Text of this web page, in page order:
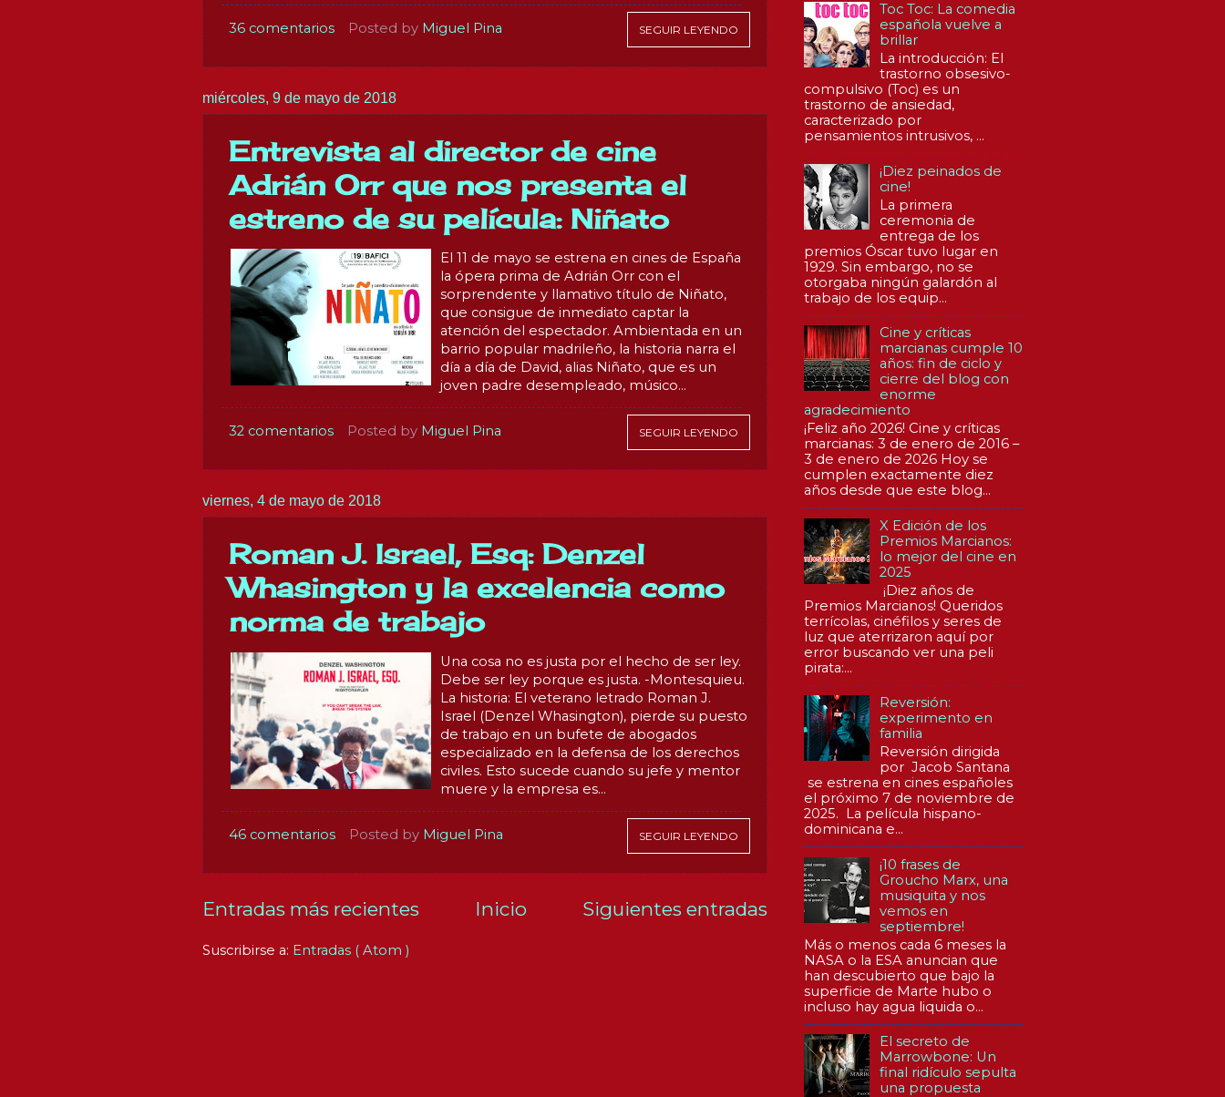
Posted by Miguel Pina
36 comentarios SEGUIR LEYENDO
miércoles, 9 de mayo de 2018
Entrevista al director de cine
Adrián Orr que nos presenta el
estreno de su película: Niñato
El 11 de mayo se estrena en cines de España
la ópera prima de Adrián Orr con el
sorprendente y llamativo título de Niñato,
que consigue de inmediato captar la
atención del espectador. Ambientada en un
barrio popular madrileño, la historia narra el
día a día de David, alias Niñato, que es un
joven padre desempleado, músico...
Posted by Miguel Pina
32 comentarios SEGUIR LEYENDO
viernes, 4 de mayo de 2018
Roman J. Israel, Esq: Denzel
Whasington y la excelencia como
norma de trabajo
Una cosa no es justa por el hecho de ser ley.
Debe ser ley porque es justa. -Montesquieu.
La historia: El veterano letrado Roman J.
Israel (Denzel Whasington), pierde su puesto
de trabajo en un bufete de abogados
especializado en la defensa de los derechos
civiles. Esto sucede cuando su jefe y mentor
muere y la empresa es...
Posted by Miguel Pina
46 comentarios SEGUIR LEYENDO
Entradas más recientes Siguientes entradas
Inicio
Suscribirse a: Entradas ( Atom )
Toc Toc: La comedia
española vuelve a
brillar
La introducción: El
trastorno obsesivo-
compulsivo (Toc) es un
trastorno de ansiedad,
caracterizado por
pensamientos intrusivos, ...
¡Diez peinados de
cine!
La primera
ceremonia de
entrega de los
premios Óscar tuvo lugar en
1929. Sin embargo, no se
otorgaba ningún galardón al
trabajo de los equip...
Cine y críticas
marcianas cumple 10
años: fin de ciclo y
cierre del blog con
enorme
agradecimiento
¡Feliz año 2026! Cine y críticas
marcianas: 3 de enero de 2016 –
3 de enero de 2026 Hoy se
cumplen exactamente diez
años desde que este blog...
X Edición de los
Premios Marcianos:
lo mejor del cine en
2025
¡Diez años de
Premios Marcianos! Queridos
terrícolas, cinéfilos y seres de
luz que aterrizaron aquí por
error buscando ver una peli
pirata:...
Reversión:
experimento en
familia
Reversión dirigida
por Jacob Santana
se estrena en cines españoles
el próximo 7 de noviembre de
2025. La película hispano-
dominicana e...
¡10 frases de
Groucho Marx, una
musiquita y nos
vemos en
septiembre!
Más o menos cada 6 meses la
NASA o la ESA anuncian que
han descubierto que bajo la
superficie de Marte hubo o
incluso hay agua liquida o...
El secreto de
Marrowbone: Un
final ridículo sepulta
una propuesta